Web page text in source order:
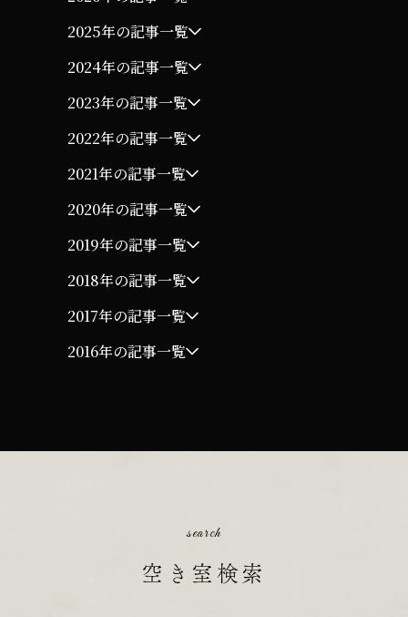
2025年の記事一覧
2024年の記事一覧
2023年の記事一覧
2022年の記事一覧
2021年の記事一覧
2020年の記事一覧
2019年の記事一覧
2018年の記事一覧
2017年の記事一覧
2016年の記事一覧
search
空き室検索